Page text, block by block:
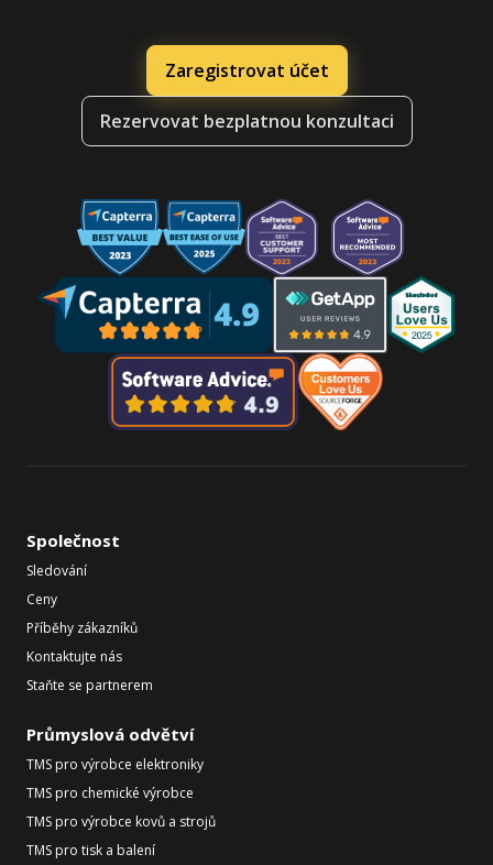
Zaregistrovat účet
Rezervovat bezplatnou konzultaci
Společnost
Sledování
Ceny
Příběhy zákazníků
Kontaktujte nás
Staňte se partnerem
Průmyslová odvětví
TMS pro výrobce elektroniky
TMS pro chemické výrobce
TMS pro výrobce kovů a strojů
TMS pro tisk a balení